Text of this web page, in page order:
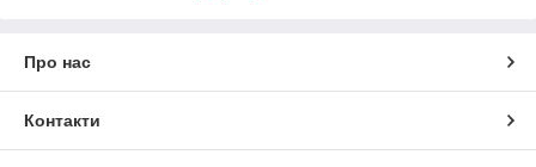
Про нас
Контакти